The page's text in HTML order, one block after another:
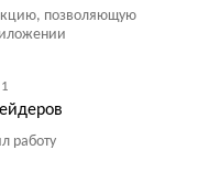
позволяющую
1
работу